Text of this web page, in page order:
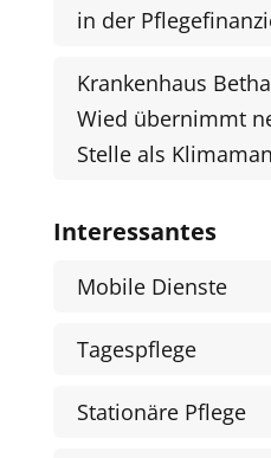
in der
Krankenhaus
Wied übernimmt
Stelle als
Interessantes
Mobile Dienste
Tagespflege
Stationäre Pflege